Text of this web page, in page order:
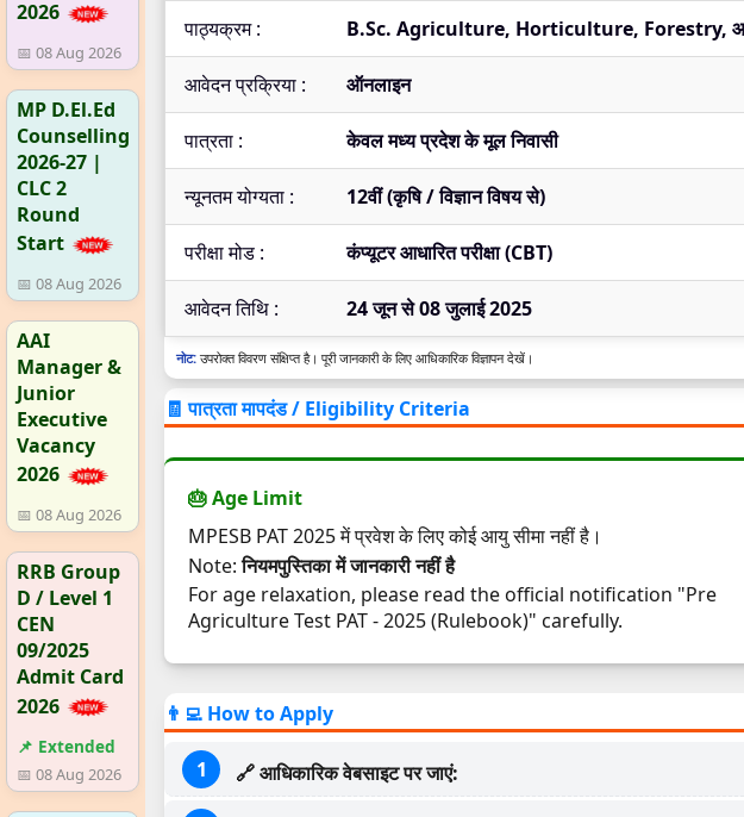
2026
📅 08 Aug 2026
MP D.El.Ed
Counselling
2026-27 |
CLC 2
Round
Start
📅 08 Aug 2026
AAI
Manager &
Junior
Executive
Vacancy
2026
📅 08 Aug 2026
RRB Group
D / Level 1
CEN
09/2025
Admit Card
2026
📌 Extended
📅 08 Aug 2026
पाठ्यक्रम : B.Sc. Agriculture, Horticulture, Forestry,
आवेदन प्रक्रिया : ऑनलाइन
पात्रता : केवल मध्य प्रदेश के मूल निवासी
न्यूनतम योग्यता : 12वीं (कृषि / विज्ञान विषय से)
परीक्षा मोड : कंप्यूटर आधारित परीक्षा (CBT)
आवेदन तिथि : 24 जून से 08 जुलाई 2025
नोट: उपरोक्त विवरण संक्षिप्त है। पूरी जानकारी के लिए आधिकारिक विज्ञापन देखें।
🧾 पात्रता मापदंड / Eligibility Criteria
🎂 Age Limit
MPESB PAT 2025 में प्रवेश के लिए कोई आयु सीमा नहीं है।
Note:नियमपुस्तिका में जानकारी नहीं है
For age relaxation, please read the official notification "Pre
Agriculture Test PAT - 2025 (Rulebook)" carefully.
👨‍💻 How to Apply
🔗 आधिकारिक वेबसाइट पर जाएं: